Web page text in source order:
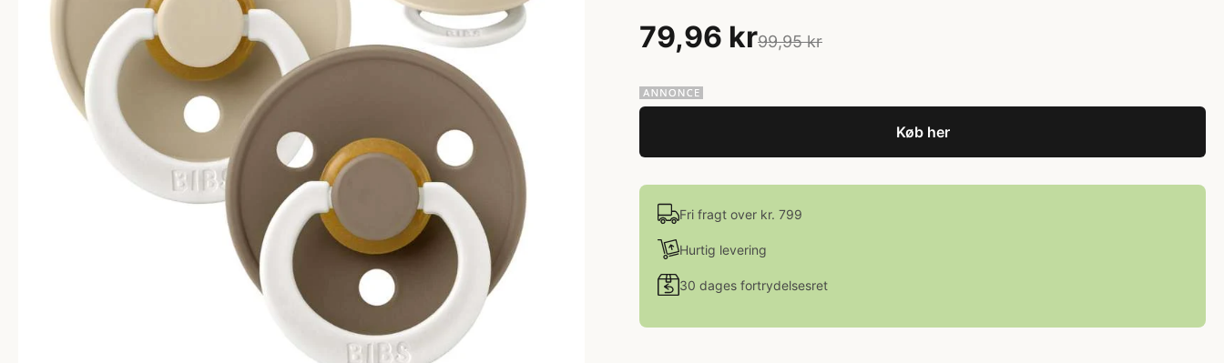
79,96 kr99,95 kr
Køb her
Fri fragt over kr. 799
Hurtig levering
30 dages fortrydelsesret